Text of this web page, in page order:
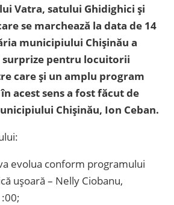
Vatra, satului Ghidighici și
se marchează la data de 14
municipiului Chișinău a
surprize pentru locuitorii
care și un amplu program
acest sens a fost făcut de
Chișinău, Ion Ceban.
evolua conform programului
ușoară – Nelly Ciobanu,